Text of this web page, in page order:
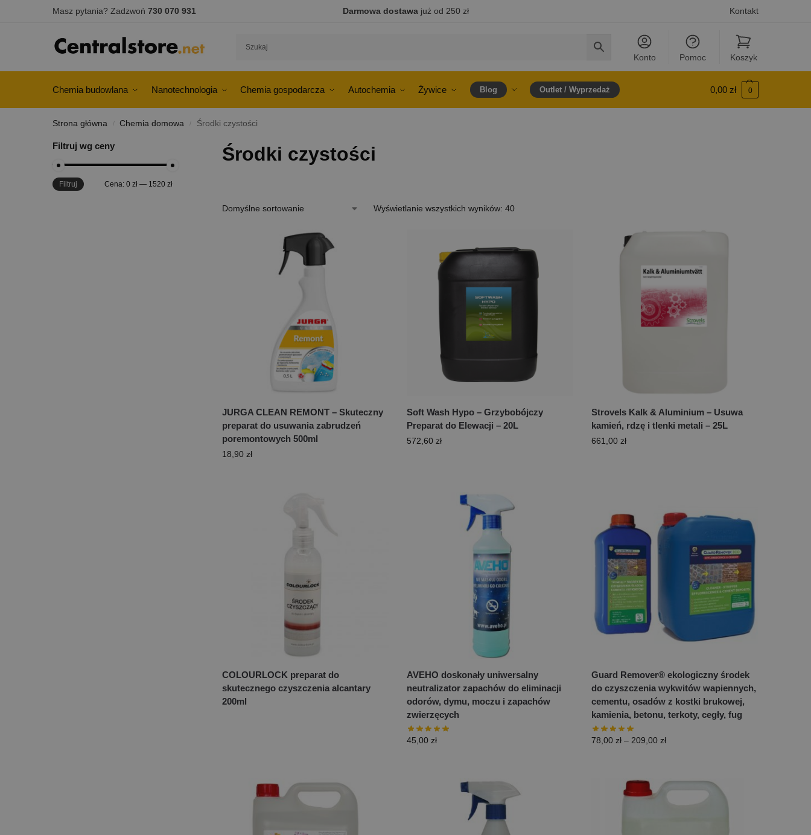
Masz pytania? Zadzwoń 730 070 931 Darmowa dostawajuż od 250 zł Kontakt
Konto Pomoc Koszyk
Chemia budowlana Nanotechnologia Chemia gospodarcza Autochemia Żywice Blog Outlet / Wyprzedaż 0,00 zł 0
Strona główna / Chemia domowa / Środki czystości
Środki czystości
Wyświetlanie wszystkich wyników: 40
JURGA CLEAN REMONT – Skuteczny
preparat do usuwania zabrudzeń
poremontowych 500ml
18,90 zł
Soft Wash Hypo – Grzybobójczy
Preparat do Elewacji – 20L
572,60 zł
Strovels Kalk & Aluminium – Usuwa
kamień, rdzę i tlenki metali – 25L
661,00 zł
COLOURLOCK preparat do
skutecznego czyszczenia alcantary
200ml
AVEHO doskonały uniwersalny
neutralizator zapachów do eliminacji
odorów, dymu, moczu i zapachów
zwierzęcych
45,00 zł
Guard Remover® ekologiczny środek
do czyszczenia wykwitów wapiennych,
cementu, osadów z kostki brukowej,
kamienia, betonu, terkoty, cegły, fug
78,00 zł – 209,00 zł
Filtruj wg ceny
Filtruj Cena: 0 zł— 1520 zł